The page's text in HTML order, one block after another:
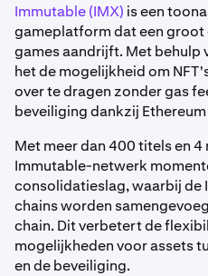
Immutable (IMX) is een
gameplatform dat een groot
games aandrijft. Met behulp
het de mogelijkheid om
over te dragen zonder gas
beveiliging dankzij
Met meer dan 400 titels en
Immutable-netwerk
consolidatieslag, waarbij de
chains worden
chain. Dit verbetert de
mogelijkheden voor assets
en de beveiliging.